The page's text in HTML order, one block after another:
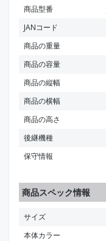
商品型番
JANコード
商品の重量
商品の容量
商品の縦幅
商品の横幅
商品の高さ
後継機種
保守情報
商品スペック情報
サイズ
本体カラー